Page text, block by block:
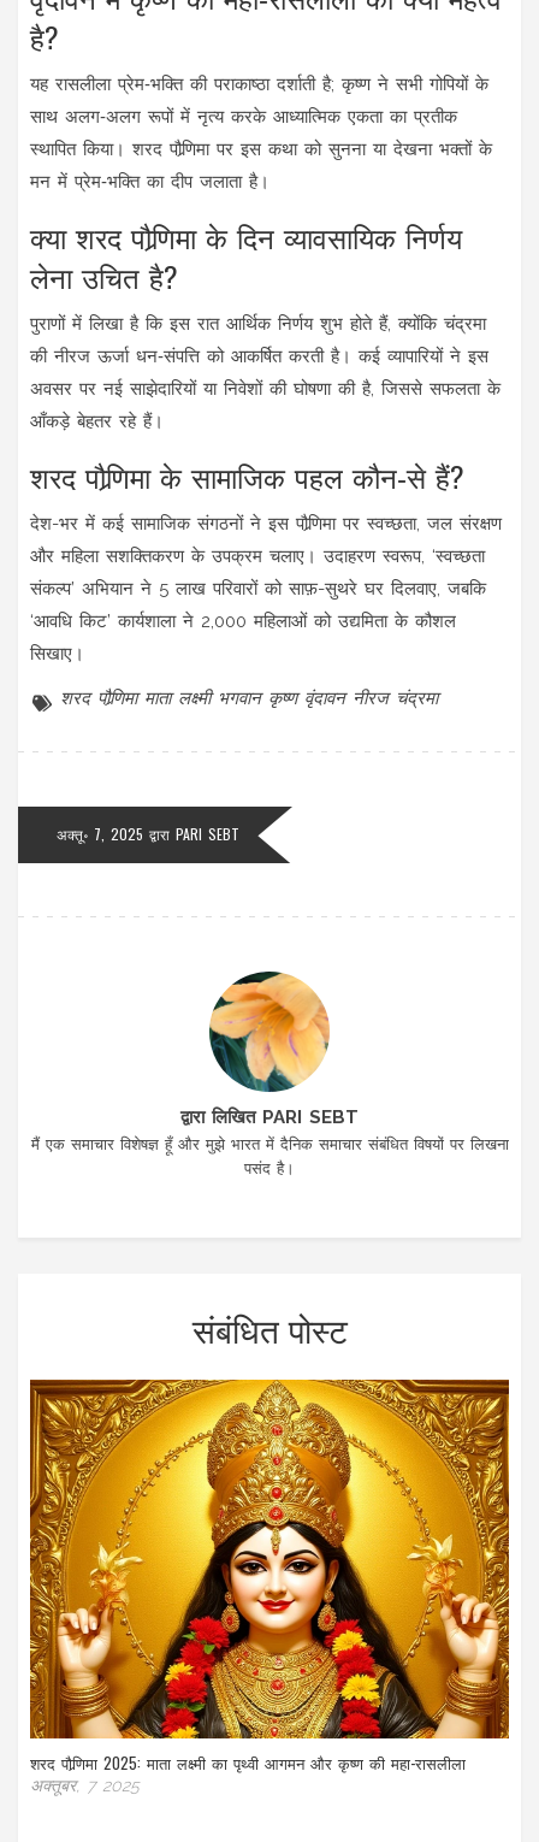
है?
यह रासलीला प्रेम‑भक्ति की पराकाष्ठा दर्शाती है; कृष्ण ने सभी गोपियों के
साथ अलग‑अलग रूपों में नृत्य करके आध्यात्मिक एकता का प्रतीक
स्थापित किया। शरद पौर्‍णिमा पर इस कथा को सुनना या देखना भक्तों के
मन में प्रेम‑भक्ति का दीप जलाता है।
क्या शरद पौर्‍णिमा के दिन व्यावसायिक निर्णय
लेना उचित है?
पुराणों में लिखा है कि इस रात आर्थिक निर्णय शुभ होते हैं, क्योंकि चंद्रमा
की नीरज ऊर्जा धन‑संपत्ति को आकर्षित करती है। कई व्यापारियों ने इस
अवसर पर नई साझेदारियों या निवेशों की घोषणा की है, जिससे सफलता के
आँकड़े बेहतर रहे हैं।
शरद पौर्‍णिमा के सामाजिक पहल कौन‑से हैं?
देश-भर में कई सामाजिक संगठनों ने इस पौर्‍णिमा पर स्वच्छता, जल संरक्षण
और महिला सशक्तिकरण के उपक्रम चलाए। उदाहरण स्वरूप, ‘स्वच्छता
संकल्प’ अभियान ने 5 लाख परिवारों को साफ़-सुथरे घर दिलवाए, जबकि
‘आवधि किट’ कार्यशाला ने 2,000 महिलाओं को उद्यमिता के कौशल
सिखाए।
शरद पौर्‍णिमा माता लक्ष्मी भगवान कृष्ण वृंदावन नीरज चंद्रमा
अक्तू॰ 7, 2025 द्वारा PARI SEBT
द्वारा लिखित PARI SEBT
मैं एक समाचार विशेषज्ञ हूँ और मुझे भारत में दैनिक समाचार संबंधित विषयों पर लिखना
पसंद है।
संबंधित पोस्ट
शरद पौर्‍णिमा 2025: माता लक्ष्मी का पृथ्वी आगमन और कृष्ण की महा-रासलीला
अक्तूबर, 7 2025